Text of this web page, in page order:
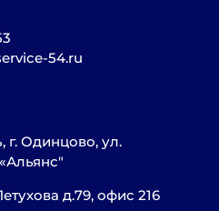
54.ru
г. Одинцово, ул.
д.79, офис 216